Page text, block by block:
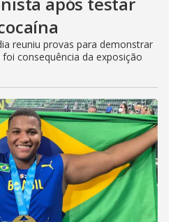
reuniu provas para demonstrar
consequência da exposição